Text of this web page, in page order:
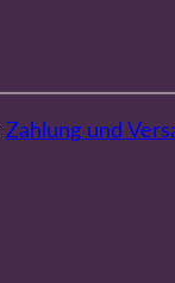
Zahlung und